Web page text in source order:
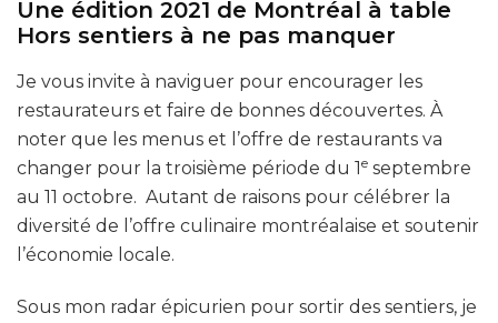
Une édition 2021 de Montréal à table
Hors sentiers à ne pas manquer
Je vous invite à naviguer pour encourager les
restaurateurs et faire de bonnes découvertes. À
noter que les menus et l’offre de restaurants va
changer pour la troisième période du 1e septembre
au 11 octobre. Autant de raisons pour célébrer la
diversité de l’offre culinaire montréalaise et soutenir
l’économie locale.
Sous mon radar épicurien pour sortir des sentiers, je